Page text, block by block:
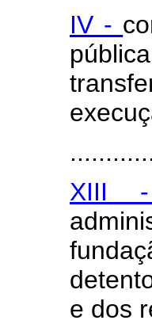
IV -
XIII
e dos